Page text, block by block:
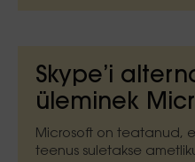
Skype’i
üleminek
Microsoft on teatanud,
teenus suletakse